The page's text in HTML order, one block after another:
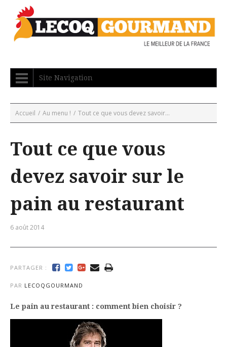
Site Navigation
Accueil / Au menu ! / Tout ce que vous devez savoir...
Tout ce que vous
devez savoir sur le
pain au restaurant
6 août 2014
PARTAGER :
PAR LECOQGOURMAND
Le pain au restaurant : comment bien choisir ?